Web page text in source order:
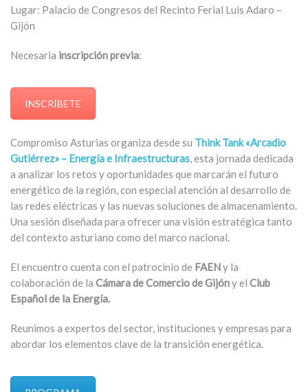
Lugar: Palacio de Congresos del Recinto Ferial Luis Adaro –
Gijón
Necesaria inscripción previa:
INSCRÍBETE
Compromiso Asturias organiza desde su Think Tank «Arcadio
Gutiérrez» – Energía e Infraestructuras, esta jornada dedicada
a analizar los retos y oportunidades que marcarán el futuro
energético de la región, con especial atención al desarrollo de
las redes eléctricas y las nuevas soluciones de almacenamiento.
Una sesión diseñada para ofrecer una visión estratégica tanto
del contexto asturiano como del marco nacional.
El encuentro cuenta con el patrocinio de FAENy la
colaboración de la Cámara de Comercio de Gijóny el Club
Español de la Energía.
Reunimos a expertos del sector, instituciones y empresas para
abordar los elementos clave de la transición energética.